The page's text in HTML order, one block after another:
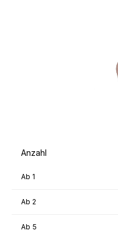
Anzahl
Ab 1
Ab 2
Ab 5